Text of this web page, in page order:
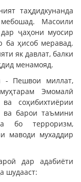
таҳдидкунанда
Масоили
ҷаҳони муосир
ба ҳисоб меравад.
як давлат, балки
менамояд.
- Пешвои миллат,
Эмомалӣ
соҳибихтиёрии
ва барои таъмини
бо терроризм,
маводи мухаддир
дар адабиёти
шудааст: